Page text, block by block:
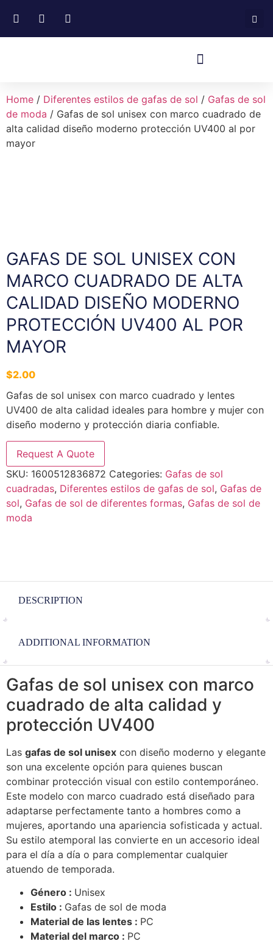
Home / Diferentes estilos de gafas de sol / Gafas de sol
de moda / Gafas de sol unisex con marco cuadrado de
alta calidad diseño moderno protección UV400 al por
mayor
GAFAS DE SOL UNISEX CON
MARCO CUADRADO DE ALTA
CALIDAD DISEÑO MODERNO
PROTECCIÓN UV400 AL POR
MAYOR
$2.00
Gafas de sol unisex con marco cuadrado y lentes
UV400 de alta calidad ideales para hombre y mujer con
diseño moderno y protección diaria confiable.
Request A Quote
SKU: 1600512836872 Categories: Gafas de sol
cuadradas, Diferentes estilos de gafas de sol, Gafas de
sol, Gafas de sol de diferentes formas, Gafas de sol de
moda
DESCRIPTION
ADDITIONAL INFORMATION
Gafas de sol unisex con marco
cuadrado de alta calidad y
protección UV400
Las gafas de sol unisex con diseño moderno y elegante
son una excelente opción para quienes buscan
combinar protección visual con estilo contemporáneo.
Este modelo con marco cuadrado está diseñado para
adaptarse perfectamente tanto a hombres como a
mujeres, aportando una apariencia sofisticada y actual.
Su estilo atemporal las convierte en un accesorio ideal
para el día a día o para complementar cualquier
atuendo de temporada.
Género : Unisex
Estilo : Gafas de sol de moda
Material de las lentes : PC
Material del marco : PC